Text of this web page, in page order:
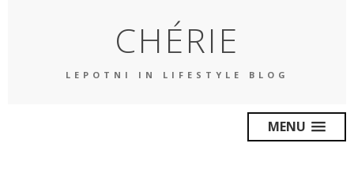
CHÉRIE
LEPOTNI IN LIFESTYLE BLOG
MENU